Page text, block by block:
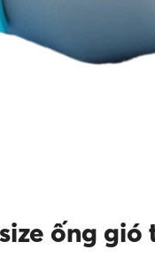
ống gió